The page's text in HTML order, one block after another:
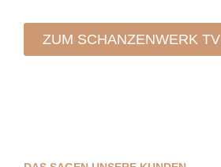
ZUM SCHANZENWERK TV